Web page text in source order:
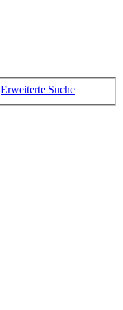
Erweiterte Suche